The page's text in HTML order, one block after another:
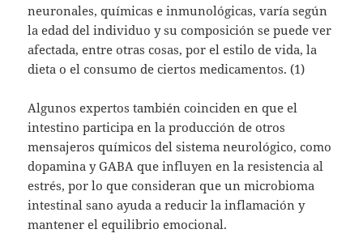
neuronales, químicas e inmunológicas, varía según
la edad del individuo y su composición se puede ver
afectada, entre otras cosas, por el estilo de vida, la
dieta o el consumo de ciertos medicamentos. (1)
Algunos expertos también coinciden en que el
intestino participa en la producción de otros
mensajeros químicos del sistema neurológico, como
dopamina y GABA que influyen en la resistencia al
estrés, por lo que consideran que un microbioma
intestinal sano ayuda a reducir la inflamación y
mantener el equilibrio emocional.